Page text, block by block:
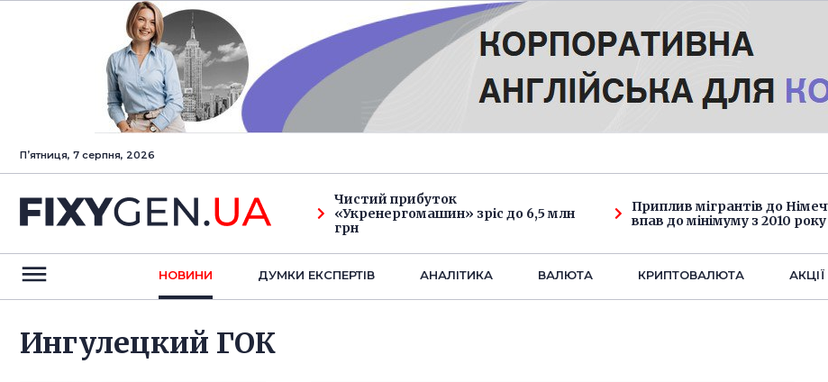
Пʼятниця, 7 серпня, 2026
Чистий прибуток
«Укренергомашин» зріс до 6,5 млн
грн
Приплив мігрантів до
впав до мінімуму з 2010 року
НОВИНИ ДУМКИ ЕКСПЕРТIВ АНАЛIТИКА ВАЛЮТА КРИПТОВАЛЮТА АКЦІЇ
Ингулецкий ГОК